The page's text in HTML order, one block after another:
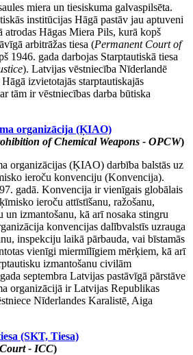
miera un tiesiskuma galvaspilsēta.
institūcijas Hāgā pastāv jau aptuveni
atrodas Hāgas Miera Pils, kurā kopš
arbitrāžas tiesa (Permanent Court of
1946. gada darbojas Starptautiskā tiesa
). Latvijas vēstniecība Nīderlandē
izvietotajās starptautiskajās
tām ir vēstniecības darba būtiska
organizācija (ĶIAO)
of Chemical Weapons - OPCW)
organizācijas (ĶIAO) darbība balstās uz
ieroču konvenciju (Konvencija).
gadā. Konvencija ir vienīgais globālais
ieroču attīstīšanu, ražošanu,
un izmantošanu, kā arī nosaka stingru
konvencijas dalībvalstīs uzrauga
inspekciju laikā pārbauda, vai bīstamās
vienīgi miermīlīgiem mērķiem, kā arī
izmantošanu civilām
septembra Latvijas pastāvīgā pārstāve
organizācijā ir Latvijas Republikas
Nīderlandes Karalistē, Aiga
(SKT, Tiesa)
- ICC)